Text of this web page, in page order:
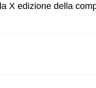
X edizione della